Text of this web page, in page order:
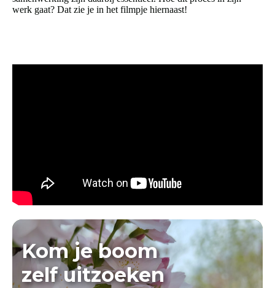
werk gaat? Dat zie je in het filmpje hiernaast!
Kom je boom
zelf uitzoeken